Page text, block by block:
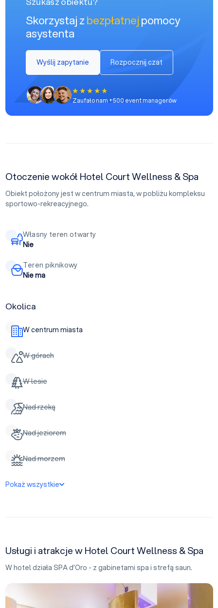
Skorzystaj zbezpłatnejpomocy
asystenta
Wyślij zapytanie Rozpocznij czat
Zaufało nam +500 event managerów
Otoczenie wokół Hotel Court Wellness & Spa
Obiekt położony jest w centrum miasta, w pobliżu kompleksu
sportowo-rekreacyjnego.
Własny teren otwarty
Nie
Teren piknikowy
Nie ma
Okolica
W centrum miasta
W górach
W lesie
Nad rzeką
Nad jeziorem
Nad morzem
Pokaż wszystkie
Usługi i atrakcje w Hotel Court Wellness & Spa
W hotel działa SPA d’Oro - z gabinetami spa i strefą saun.